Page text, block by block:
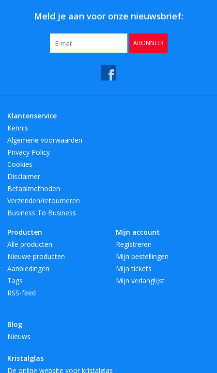
Meld je aan voor onze nieuwsbrief:
ABONNEER
Klantenservice
Kennis
Algemene voorwaarden
Privacy Policy
Cookies
Disclaimer
Betaalmethoden
Verzenden/retourneren
Business To Business
Producten
Alle producten
Nieuwe producten
Aanbiedingen
Tags
RSS-feed
Blog
Nieuws
Mijn account
Registreren
Mijn bestellingen
Mijn tickets
Mijn verlanglijst
Kristalglas
De online website voor kristalglas